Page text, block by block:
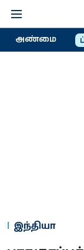
அண்மை
இந்தியா